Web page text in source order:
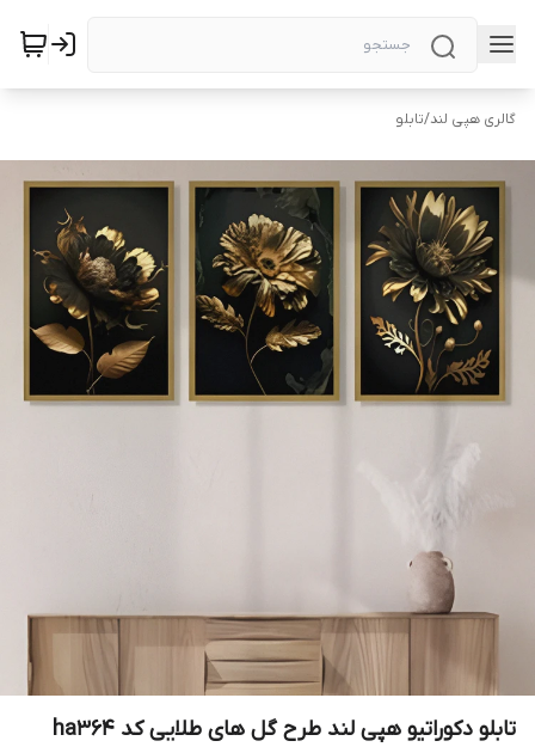
گالری هپی لند/تابلو
تابلو دکوراتیو هپی لند طرح گل های طلایی کد ha364